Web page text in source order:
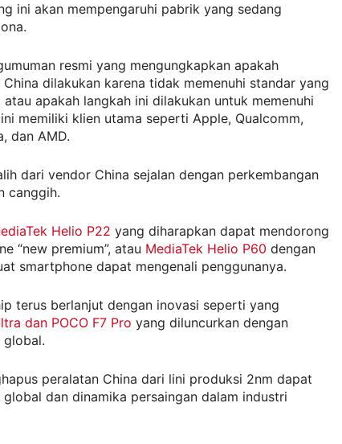
ini akan mempengaruhi pabrik yang sedang
resmi yang mengungkapkan apakah
dilakukan karena tidak memenuhi standar yang
apakah langkah ini dilakukan untuk memenuhi
memiliki klien utama seperti Apple, Qualcomm,
dan AMD.
dari vendor China sejalan dengan perkembangan
canggih.
Helio P22 yang diharapkan dapat mendorong
“new premium”, atau MediaTek Helio P60 dengan
smartphone dapat mengenali penggunanya.
terus berlanjut dengan inovasi seperti yang
dan POCO F7 Pro yang diluncurkan dengan
global.
peralatan China dari lini produksi 2nm dapat
dan dinamika persaingan dalam industri